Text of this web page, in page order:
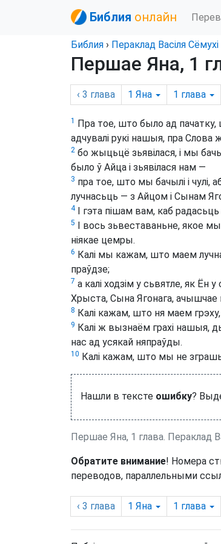
Библия онлайн
Библия › Пераклад Васіля Сёмухі
Першае Яна, 1
‹ 3 глава 1 Яна 1 глава
1 Пра тое, што было ад пачатку,
адчувалі рукі нашыя, пра
2 бо жыцьцё зьявілася, і мы
было ў Айца і зьявілася нам —
3 пра тое, што мы бачылі і чулі,
лучнасьць — з Айцом і Сынам
4І гэта пішам вам, каб
5 І вось зьвеставаньне, якое
ніякае цемры.
6 Калі мы кажам, што маем
праўдзе;
7 а калі ходзім у сьвятле, як Ён
Хрыста, Сына Ягонага, ачышчае
8 Калі кажам, што ня маем
9 Калі ж вызнаём грахі нашыя,
нас ад усякай няпраўды.
10 Калі кажам, што мы не
Нашли в тексте ошибку?
Першае Яна, 1 глава. Пераклад
Обратите внимание! Номера
переводов, параллельными
‹ 3 глава 1 Яна 1 глава